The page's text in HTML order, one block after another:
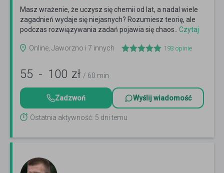
Masz wrażenie, że uczysz się chemii od lat, a nadal wiele
zagadnień wydaje się niejasnych? Rozumiesz teorię, ale
podczas rozwiązywania zadań pojawia się chaos.. Czytaj
Online, Jaworzno i 7 innych
193 opinie
55 - 100 zł / 60 min
Zadzwoń Wyślij wiadomość
Ostatnia aktywność: 5 dni temu